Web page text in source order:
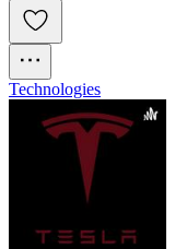
Technologies